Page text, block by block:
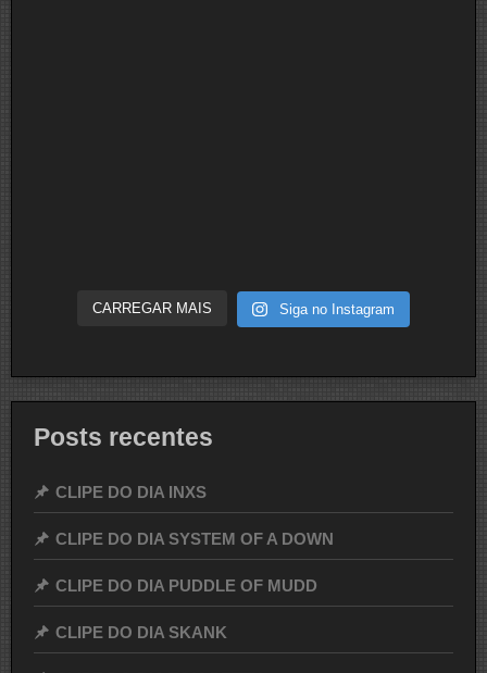
CARREGAR MAIS Siga no Instagram
Posts recentes
CLIPE DO DIA INXS
CLIPE DO DIA SYSTEM OF A DOWN
CLIPE DO DIA PUDDLE OF MUDD
CLIPE DO DIA SKANK